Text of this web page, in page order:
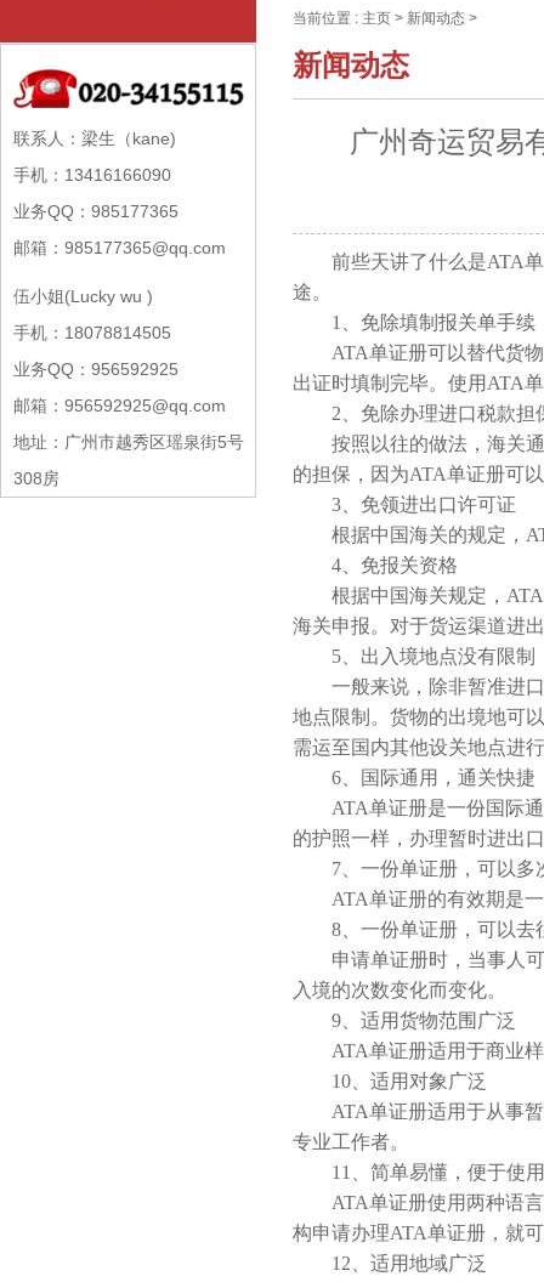
联系人：梁生（kane)
手机：13416166090
业务QQ：985177365
邮箱：985177365@qq.com
伍小姐(Lucky wu )
手机：18078814505
业务QQ：956592925
邮箱：956592925@qq.com
地址：广州市越秀区瑶泉街5号
308房
当前位置 : 主页 > 新闻动态 >
新闻动态
广州奇运贸易
前些天讲了什么是ATA单
途。
1、免除填制报关单手续
ATA单证册可以替代货物
出证时填制完毕。使用ATA
2、免除办理进口税款担
按照以往的做法，海关通
的担保，因为ATA单证册可
3、免领进出口许可证
根据中国海关的规定，
4、免报关资格
根据中国海关规定，ATA
海关申报。对于货运渠道进
5、出入境地点没有限制
一般来说，除非暂准进口
地点限制。货物的出境地可
需运至国内其他设关地点进
6、国际通用，通关快捷
ATA单证册是一份国际通
的护照一样，办理暂时进出
7、一份单证册，可以多
ATA单证册的有效期是一
8、一份单证册，可以去
申请单证册时，当事人可
入境的次数变化而变化。
9、适用货物范围广泛
ATA单证册适用于商业样
10、适用对象广泛
ATA单证册适用于从事暂
专业工作者。
11、简单易懂，便于使用
ATA单证册使用两种语言
构申请办理ATA单证册，就
12、适用地域广泛